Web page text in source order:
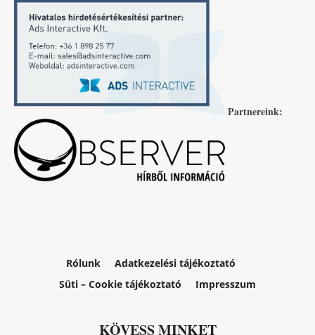
Partnereink:
Rólunk
Adatkezelési tájékoztató
Süti – Cookie tájékoztató
Impresszum
KÖVESS MINKET